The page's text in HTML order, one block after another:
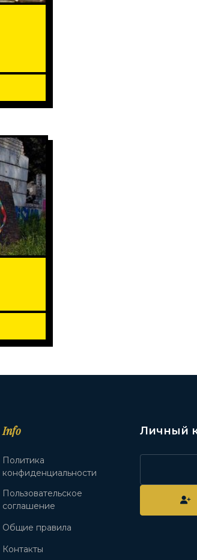
Info
Политика
конфиденциальности
Пользовательское
соглашение
Общие правила
Контакты
Личный